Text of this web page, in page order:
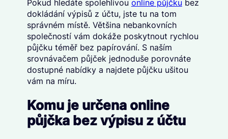
Pokud hledáte spolehlivou online půjčku bez
dokládání výpisů z účtu, jste tu na tom
správném místě. Většina nebankovních
společností vám dokáže poskytnout rychlou
půjčku téměř bez papírování. S naším
srovnávačem půjček jednoduše porovnáte
dostupné nabídky a najdete půjčku ušitou
vám na míru.
Komu je určena online
půjčka bez výpisu z účtu